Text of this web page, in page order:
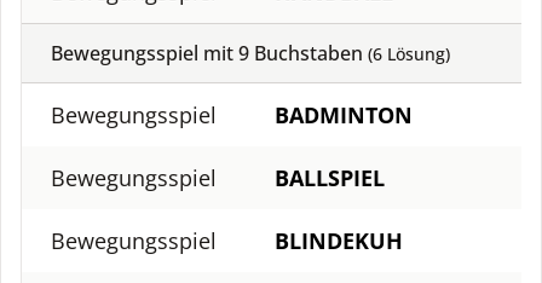
Bewegungsspiel mit9 Buchstaben (6 Lösung)
Bewegungsspiel BADMINTON
Bewegungsspiel BALLSPIEL
Bewegungsspiel BLINDEKUH